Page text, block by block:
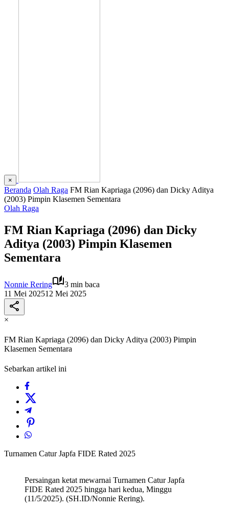
×
Beranda Olah Raga FM Rian Kapriaga (2096) dan Dicky Aditya
(2003) Pimpin Klasemen Sementara
Olah Raga
FM Rian Kapriaga (2096) dan Dicky
Aditya (2003) Pimpin Klasemen
Sementara
Nonnie Rering
3 min baca
11 Mei 202512 Mei 2025
×
FM Rian Kapriaga (2096) dan Dicky Aditya (2003) Pimpin
Klasemen Sementara
Sebarkan artikel ini
Turnamen Catur Japfa FIDE Rated 2025
Persaingan ketat mewarnai Turnamen Catur Japfa
FIDE Rated 2025 hingga hari kedua, Minggu
(11/5/2025). (SH.ID/Nonnie Rering).